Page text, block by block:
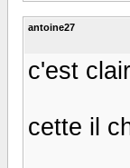
antoine27
c'est
cette il